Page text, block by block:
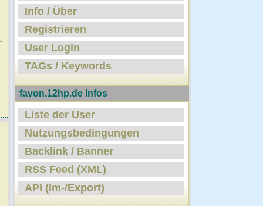
Info / Über
Registrieren
User Login
TAGs / Keywords
favon.12hp.de Infos
Liste der User
Nutzungsbedingungen
Backlink / Banner
RSS Feed (XML)
API (Im-/Export)